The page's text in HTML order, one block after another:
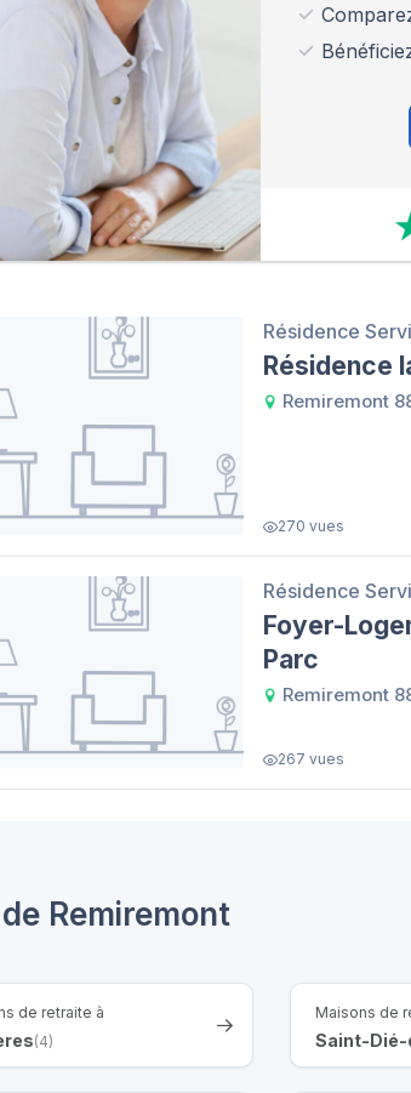
Résidence
Résidence
Remiremont
270 vues
Résidence
Foyer-
Parc
Remiremont
267 vues
Remiremont
de retraite à
(4)
Maisons de
Saint-Dié-